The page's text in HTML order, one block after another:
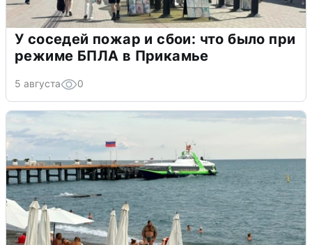
У соседей пожар и сбои: что было при
режиме БПЛА в Прикамье
5 августа 0